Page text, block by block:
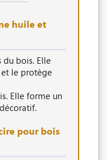
huile et
du bois. Elle
le protège
Elle forme un
pour bois